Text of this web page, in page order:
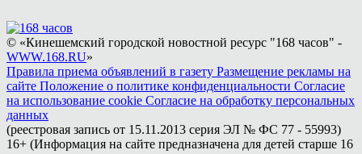
© «Кинешемский городской новостной ресурс "168 часов" -
WWW.168.RU»
Правила приема объявлений в газету Размещение рекламы на
сайте Положение о политике конфиденциальности Согласие
на использование cookie Согласие на обработку персональных
данных
(реестровая запись от 15.11.2013 серия ЭЛ № ФС 77 - 55993)
16+ (Информация на сайте предназначена для детей старше 16